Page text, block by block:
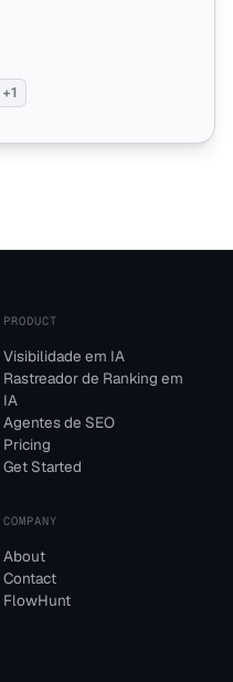
+1
PRODUCT
Visibilidade em IA
Rastreador de Ranking em
IA
Agentes de SEO
Pricing
Get Started
COMPANY
About
Contact
FlowHunt